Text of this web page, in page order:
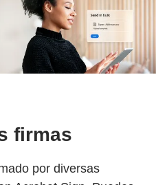
firmas
por diversas